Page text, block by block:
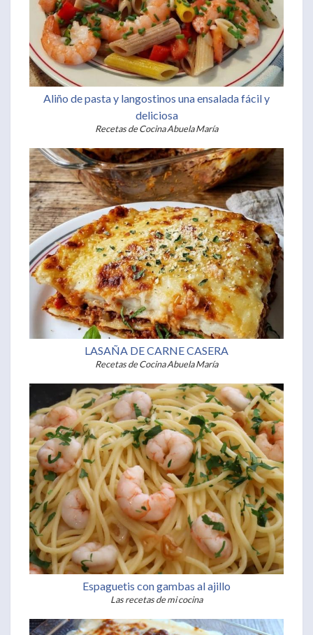
Aliño de pasta y langostinos una ensalada fácil y
deliciosa
Recetas de Cocina Abuela María
LASAÑA DE CARNE CASERA
Recetas de Cocina Abuela María
Espaguetis con gambas al ajillo
Las recetas de mi cocina